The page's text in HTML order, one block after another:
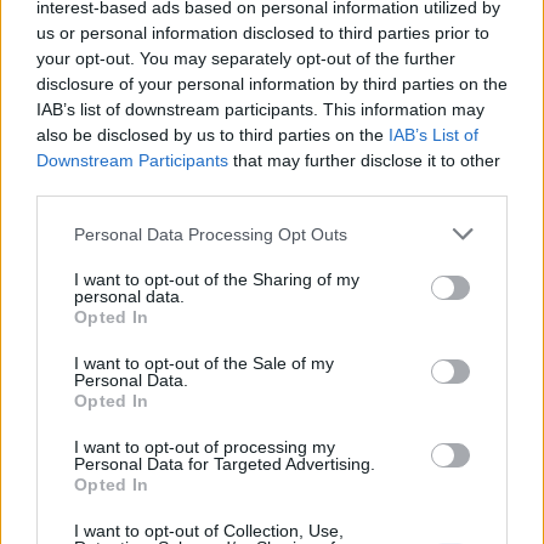
interest-based ads based on personal information utilized by
us or personal information disclosed to third parties prior to
your opt-out. You may separately opt-out of the further
disclosure of your personal information by third parties on the
IAB’s list of downstream participants. This information may
also be disclosed by us to third parties on the IAB’s List of
Downstream Participants that may further disclose it to other
Personal Data Processing Opt Outs
I want to opt-out of the Sharing of my
personal data.
Opted In
I want to opt-out of the Sale of my
Personal Data.
Opted In
I want to opt-out of processing my
Personal Data for Targeted Advertising.
Opted In
I want to opt-out of Collection, Use,
La "tobin tax" non piace alle
Borse
21/08/2011
Lettera dal passato
14/08/2011
Juve su Rossi Casemiro del San
Paolo conteso da Roma e Inter